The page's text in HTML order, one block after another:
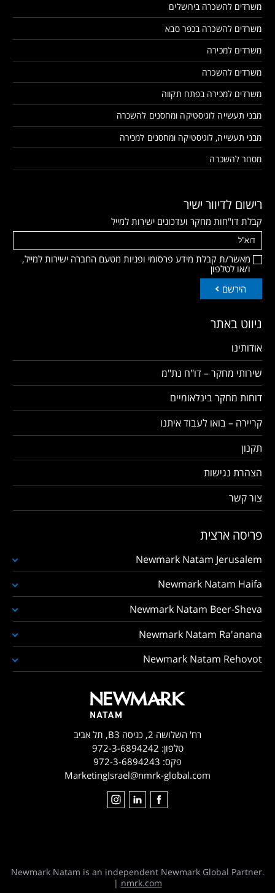
משרדים להשכרה בירושלים
משרדים להשכרה בכפר סבא
משרדים למכירה
משרדים להשכרה
משרדים למכירה בפתח תקווה
מבני תעשייה לוגיסטיקה ומחסנים להשכרה
מבני תעשייה, לוגיסטיקה ומחסנים למכירה
מסחר להשכרה
רישום לדיוור ישיר
קבלת דו"חות מחקר ועדכונים ישירות למייל
מאשר/ת קבלת מידע פרסומי ופניות מטעם החברה ישירות למייל,
ו/או לטלפון
הירשם
ניווט באתר
אודותינו
שירותי מחקר – דו"ח נת"מ
דוחות מחקר בינלאומיים
קריירה – בואו לעבוד איתנו
תקנון
הצהרת נגישות
צור קשר
פריסה ארצית
Newmark Natam Jerusalem
Newmark Natam Haifa
Newmark Natam Beer-Sheva
Newmark Natam Ra'anana
Newmark Natam Rehovot
רח' השלושה 2, כניסה B3, תל אביב
טלפון: 972-3-6894242
פקס: 972-3-6894243
MarketingIsrael@nmrk-global.com
Newmark Natam is an independent Newmark Global Partner.
| nmrk.com